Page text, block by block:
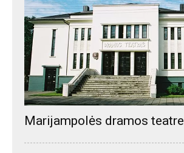
Marijampolės dramos teatre